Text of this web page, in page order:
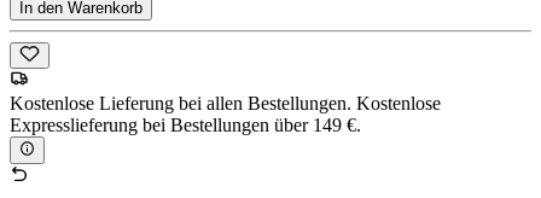
In den Warenkorb
Kostenlose Lieferung bei allen Bestellungen. Kostenlose
Expresslieferung bei Bestellungen über 149 €.